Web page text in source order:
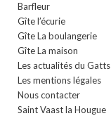
Barfleur
Gîte l’écurie
Gîte La boulangerie
Gîte La maison
Les actualités du Gatts
Les mentions légales
Nous contacter
Saint Vaast la Hougue